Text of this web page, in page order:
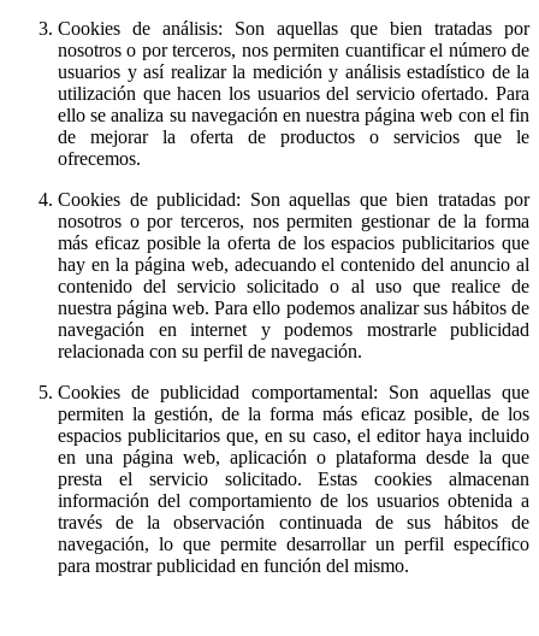
Cookies de análisis: Son aquellas que bien tratadas por
nosotros o por terceros, nos permiten cuantificar el número de
usuarios y así realizar la medición y análisis estadístico de la
utilización que hacen los usuarios del servicio ofertado. Para
ello se analiza su navegación en nuestra página web con el fin
de mejorar la oferta de productos o servicios que le
ofrecemos.
Cookies de publicidad: Son aquellas que bien tratadas por
nosotros o por terceros, nos permiten gestionar de la forma
más eficaz posible la oferta de los espacios publicitarios que
hay en la página web, adecuando el contenido del anuncio al
contenido del servicio solicitado o al uso que realice de
nuestra página web. Para ello podemos analizar sus hábitos de
navegación en internet y podemos mostrarle publicidad
relacionada con su perfil de navegación.
Cookies de publicidad comportamental: Son aquellas que
permiten la gestión, de la forma más eficaz posible, de los
espacios publicitarios que, en su caso, el editor haya incluido
en una página web, aplicación o plataforma desde la que
presta el servicio solicitado. Estas cookies almacenan
información del comportamiento de los usuarios obtenida a
través de la observación continuada de sus hábitos de
navegación, lo que permite desarrollar un perfil específico
para mostrar publicidad en función del mismo.